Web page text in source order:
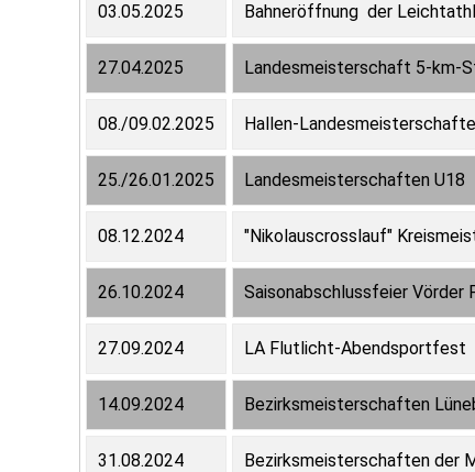
03.05.2025 Bahneröffnung der
27.04.2025 Landesmeisterschaft 5-km-
08./09.02.2025 Hallen-
25./26.01.2025 Landesmeisterschaften U18
08.12.2024 "Nikolauscrosslauf"
26.10.2024 Saisonabschlussfeier
27.09.2024 LA Flutlicht-Abendsportfest
14.09.2024 Bezirksmeisterschaften
31.08.2024 Bezirksmeisterschaften der